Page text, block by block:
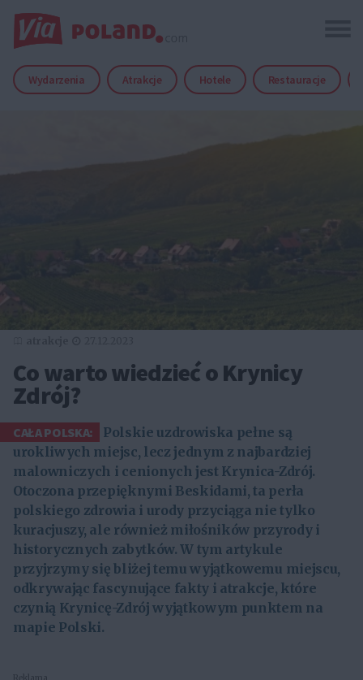
Wydarzenia Atrakcje Hotele Restauracje
Co warto wiedzieć o Krynicy
Zdrój?
CAŁA POLSKA:
Polskie uzdrowiska pełne są
urokliwych miejsc, lecz jednym z najbardziej
malowniczych i cenionych jest Krynica-Zdrój.
Otoczona przepięknymi Beskidami, ta perła
polskiego zdrowia i urody przyciąga nie tylko
kuracjuszy, ale również miłośników przyrody i
historycznych zabytków. W tym artykule
przyjrzymy się bliżej temu wyjątkowemu miejscu,
odkrywając fascynujące fakty i atrakcje, które
czynią Krynicę-Zdrój wyjątkowym punktem na
mapie Polski.